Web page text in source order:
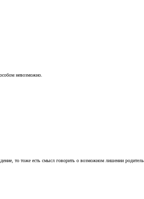
невозможно.
то тоже есть смысл говорить о возможном лишении